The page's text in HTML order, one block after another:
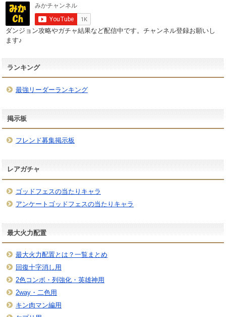
ダンジョン攻略やガチャ結果など配信中です。チャンネル登録お願いし
ます♪
ランキング
最強リーダーランキング
掲示板
フレンド募集掲示板
レアガチャ
ゴッドフェスの当たりキャラ
アンケートゴッドフェスの当たりキャラ
最大火力配置
最大火力配置とは？一覧まとめ
回復十字消し用
2色コンボ・列強化・英雄神用
2way・二色用
キン肉マン編用